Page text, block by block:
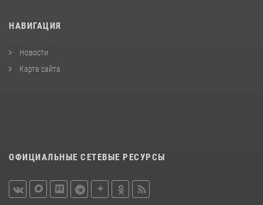
НАВИГАЦИЯ
Новости
Карта сайта
ОФИЦИАЛЬНЫЕ СЕТЕВЫЕ РЕСУРСЫ